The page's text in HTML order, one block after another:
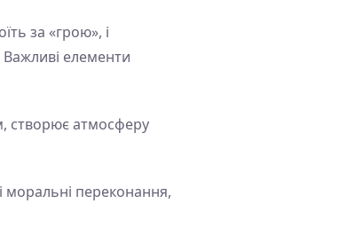
за «грою», і
елементи
створює атмосферу
моральні переконання,